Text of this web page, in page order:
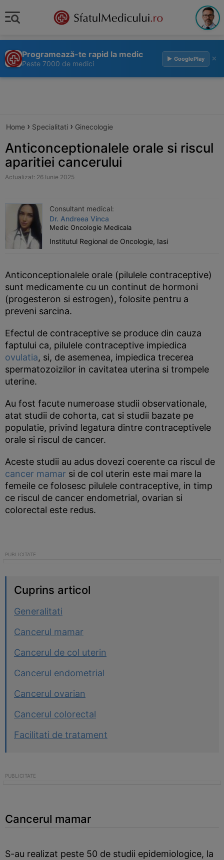
Programează-te rapid la medic
Peste 7000 de medici
▶ GooglePlay ×
Home › Specialitati › Ginecologie
Anticonceptionalele orale si riscul
aparitiei cancerului
Actualizat: 26 Iunie 2025
Consultant medical:
Dr. Andreea Vinca
Medic Oncologie Medicala
Institutul Regional de Oncologie, Iasi
Anticonceptionalele orale (pilulele contraceptive)
sunt medicamente cu un continut de hormoni
(progesteron si estrogen), folosite pentru a
preveni sarcina.
Efectul de contraceptive se produce din cauza
faptului ca, pilulele contraceptive impiedica
ovulatia, si, de asemenea, impiedica trecerea
spermatozoizilor in cavitatea uterina si trompele
uterine.
Au fost facute numeroase studii observationale,
atat studii de cohorta, cat si studii bazate pe
populatie, privind legatura dintre contraceptivele
orale si riscul de cancer.
Aceste studii au adus dovezi coerente ca riscul de
cancer mamar si de col uterin este mai mare la
femeile ce folosesc pilulele contraceptive, in timp
ce riscul de cancer endometrial, ovarian si
colorectal este redus.
Cuprins articol
Generalitati
Cancerul mamar
Cancerul de col uterin
Cancerul endometrial
Cancerul ovarian
Cancerul colorectal
Facilitati de tratament
Cancerul mamar
S-au realizat peste 50 de studii epidemiologice, la